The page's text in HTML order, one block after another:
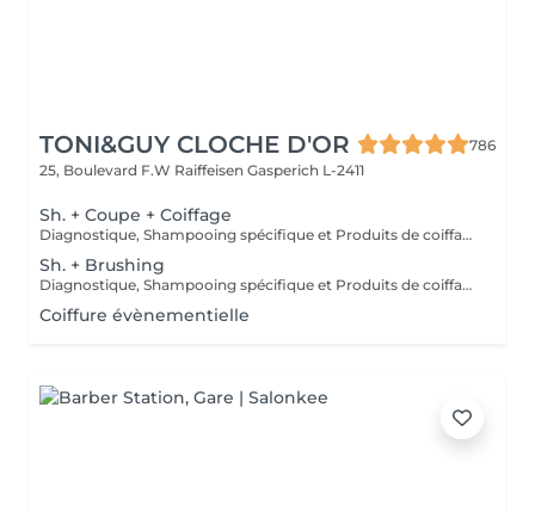
TONI&GUY CLOCHE D'OR
786
25, Boulevard F.W Raiffeisen Gasperich L-2411
Sh. + Coupe + Coiffage
Diagnostique, Shampooing spécifique et Produits de coiffage inclus.
Sh. + Brushing
Diagnostique, Shampooing spécifique et Produits de coiffage inclus.
Coiffure évènementielle